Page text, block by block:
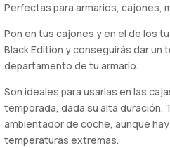
Perfectas para armarios, cajones,
Pon en tus cajones y en el de los
Black Edition y conseguirás dar un
departamento de tu armario.
Son ideales para usarlas en las
temporada, dada su alta duración.
ambientador de coche, aunque
temperaturas extremas.